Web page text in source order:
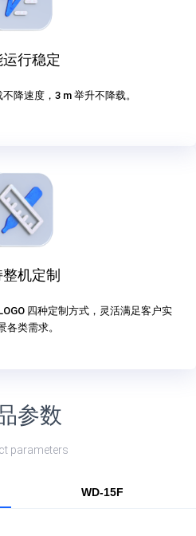
行稳定
降速度，3 m 举升不降载。
机定制
四种定制方式，灵活满足客户实
各类需求。
参数
parameters
WD-15F